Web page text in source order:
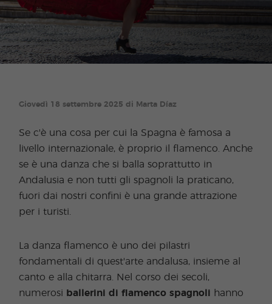
Giovedì 18 settembre 2025 di Marta Díaz
Se c'è una cosa per cui la Spagna è famosa a
livello internazionale, è proprio il flamenco. Anche
se è una danza che si balla soprattutto in
Andalusia e non tutti gli spagnoli la praticano,
fuori dai nostri confini è una grande attrazione
per i turisti.
La danza flamenco è uno dei pilastri
fondamentali di quest'arte andalusa, insieme al
canto e alla chitarra. Nel corso dei secoli,
numerosi ballerini di flamenco spagnoli
hanno